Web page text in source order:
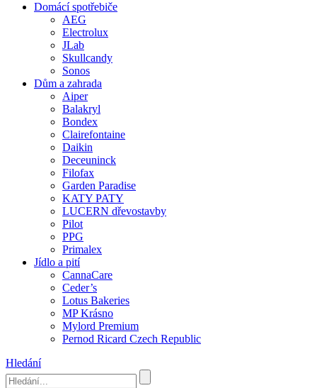
Domácí spotřebiče
AEG
Electrolux
JLab
Skullcandy
Sonos
Dům a zahrada
Aiper
Balakryl
Bondex
Clairefontaine
Daikin
Deceuninck
Filofax
Garden Paradise
KATY PATY
LUCERN dřevostavby
Pilot
PPG
Primalex
Jídlo a pití
CannaCare
Ceder’s
Lotus Bakeries
MP Krásno
Mylord Premium
Pernod Ricard Czech Republic
Hledání